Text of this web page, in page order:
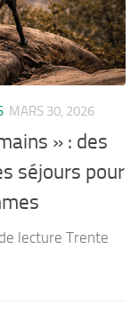
MARS 30, 2026
» : des
séjours pour
lecture Trente